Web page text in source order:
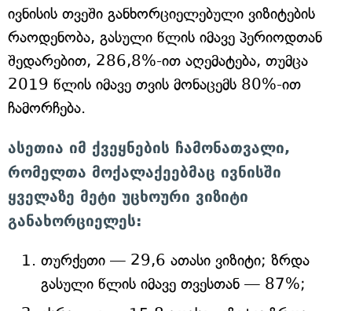
ივნისის თვეში განხორციელებული ვიზიტების
რაოდენობა, გასული წლის იმავე პერიოდთან
შედარებით, 286,8%-ით აღემატება, თუმცა
2019 წლის იმავე თვის მონაცემს 80%-ით
ჩამორჩება.
ასეთია იმ ქვეყნების ჩამონათვალი,
რომელთა მოქალაქეებმაც ივნისში
ყველაზე მეტი უცხოური ვიზიტი
განახორციელეს:
თურქეთი — 29,6 ათასი ვიზიტი; ზრდა
გასული წლის იმავე თვესთან — 87%;